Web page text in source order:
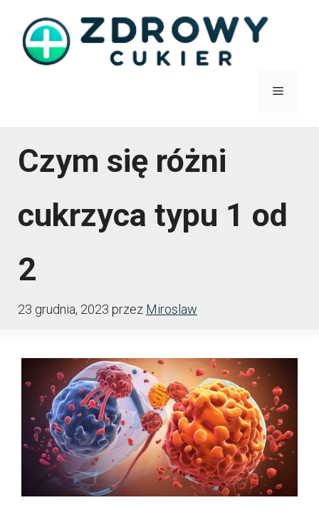
treści
Menu
Czym się różni
cukrzyca typu 1 od
2
23 grudnia, 2023 przez Miroslaw